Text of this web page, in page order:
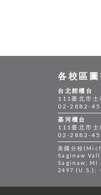
各校區
台北館櫃台
111臺北市士
02-2882-
基河櫃台
111臺北市
02-2882-
美國分校
Saginaw
Saginaw, MI
2497 (U.S.);